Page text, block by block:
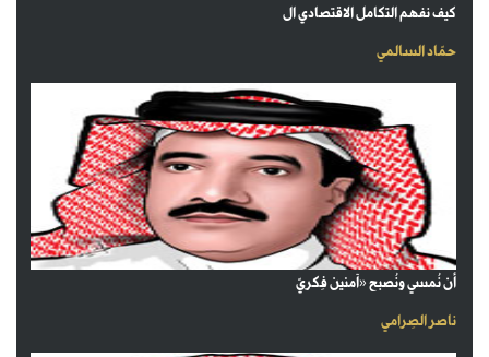
كيف نفهم التكامل الاقتصادي ال
حمّاد السالمي
أن نُمسي ونُصبح «آمنين فِكريّ
ناصر الصِرامي